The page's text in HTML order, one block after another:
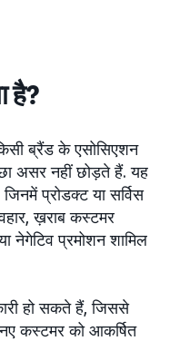
है?
ब्रैंड के एसोसिएशन
असर नहीं छोड़ते हैं. यह
प्रोडक्ट या सर्विस
ख़राब कस्टमर
नेगेटिव प्रमोशन शामिल
हो सकते हैं, जिससे
कस्टमर को आकर्षित